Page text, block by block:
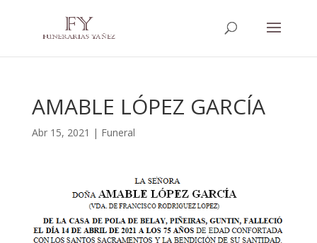
AMABLE LÓPEZ GARCÍA
Abr 15, 2021 | Funeral